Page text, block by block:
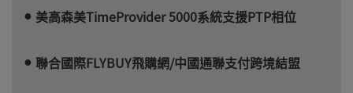
美高森美TimeProvider 5000系統支援PTP相位
聯合國際FLYBUY飛購網/中國通聯支付跨境結盟